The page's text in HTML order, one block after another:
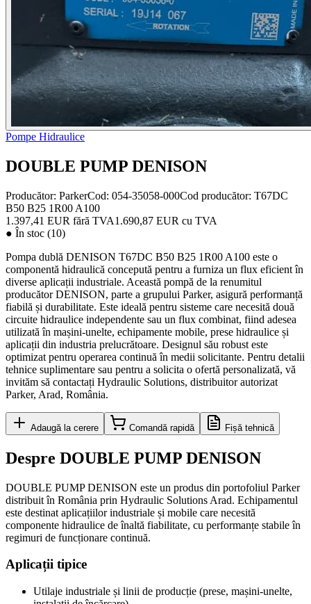
Pompe Hidraulice
DOUBLE PUMP DENISON
Producător: ParkerCod: 054-35058-000Cod producător: T67DC
B50 B25 1R00 A100
1.397,41 EUR fără TVA1.690,87 EUR cu TVA
● În stoc (10)
Pompa dublă DENISON T67DC B50 B25 1R00 A100 este o
componentă hidraulică concepută pentru a furniza un flux eficient în
diverse aplicații industriale. Această pompă de la renumitul
producător DENISON, parte a grupului Parker, asigură performanță
fiabilă și durabilitate. Este ideală pentru sisteme care necesită două
circuite hidraulice independente sau un flux combinat, fiind adesea
utilizată în mașini-unelte, echipamente mobile, prese hidraulice și
aplicații din industria prelucrătoare. Designul său robust este
optimizat pentru operarea continuă în medii solicitante. Pentru detalii
tehnice suplimentare sau pentru a solicita o ofertă personalizată, vă
invităm să contactați Hydraulic Solutions, distribuitor autorizat
Parker, Arad, România.
Adaugă la cerere Comandă rapidă Fișă tehnică
Despre DOUBLE PUMP DENISON
DOUBLE PUMP DENISON este un produs din portofoliul Parker
distribuit în România prin Hydraulic Solutions Arad. Echipamentul
este destinat aplicațiilor industriale și mobile care necesită
componente hidraulice de înaltă fiabilitate, cu performanțe stabile în
regimuri de funcționare continuă.
Aplicații tipice
Utilaje industriale și linii de producție (prese, mașini-unelte,